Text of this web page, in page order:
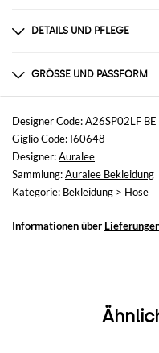
DETAILS UND PFLEGE
100% COTTON
GRÖSSE UND PASSFORM
Größen
nicht verfügbar
Größe und Passform
Schmales Bein
Designer Code: A26SP02LF BE
Giglio Code: I60648
Designer:Auralee
Sammlung:Auralee Bekleidung
Kategorie: Bekleidung > Hose
Informationen über